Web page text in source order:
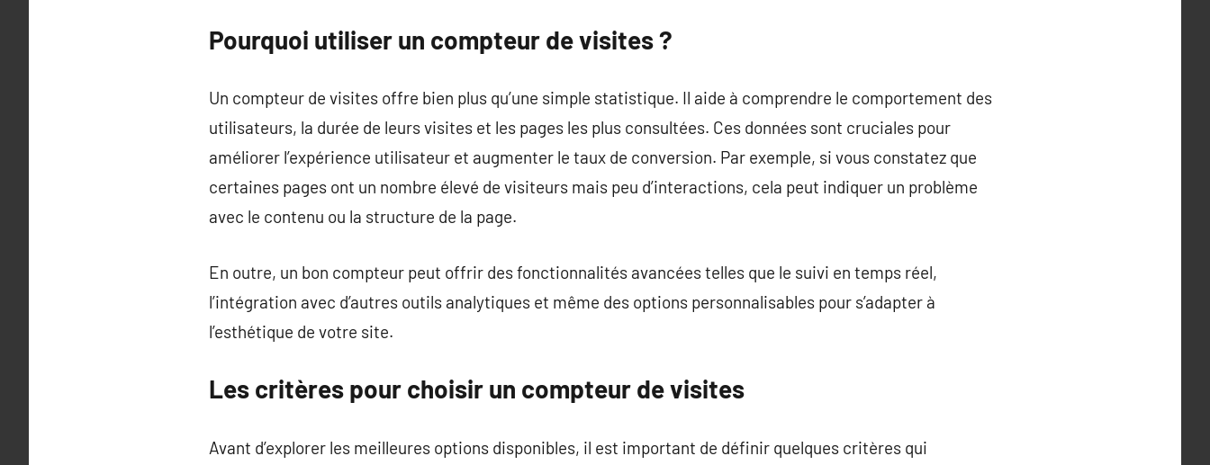
Pourquoi utiliser un compteur de visites ?
Un compteur de visites offre bien plus qu’une simple statistique. Il aide à comprendre le comportement des
utilisateurs, la durée de leurs visites et les pages les plus consultées. Ces données sont cruciales pour
améliorer l’expérience utilisateur et augmenter le taux de conversion. Par exemple, si vous constatez que
certaines pages ont un nombre élevé de visiteurs mais peu d’interactions, cela peut indiquer un problème
avec le contenu ou la structure de la page.
En outre, un bon compteur peut offrir des fonctionnalités avancées telles que le suivi en temps réel,
l’intégration avec d’autres outils analytiques et même des options personnalisables pour s’adapter à
l’esthétique de votre site.
Les critères pour choisir un compteur de visites
Avant d’explorer les meilleures options disponibles, il est important de définir quelques critères qui